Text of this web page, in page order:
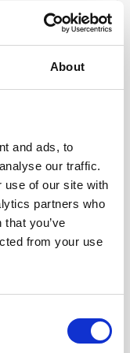
About
and ads, to
our traffic.
use of our site with
partners who
you’ve
from your use
14 kr/st
Köp